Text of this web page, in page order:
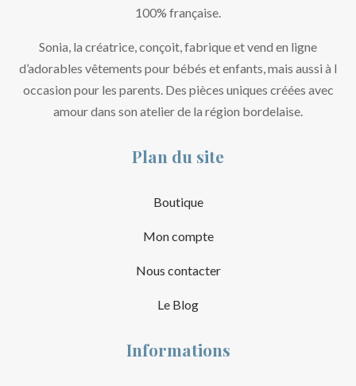
100% française.
Sonia, la créatrice, conçoit, fabrique et vend en ligne
d’adorables vêtements pour bébés et enfants, mais aussi à l
occasion pour les parents. Des pièces uniques créées avec
amour dans son atelier de la région bordelaise.
Plan du site
Boutique
Mon compte
Nous contacter
Le Blog
Informations